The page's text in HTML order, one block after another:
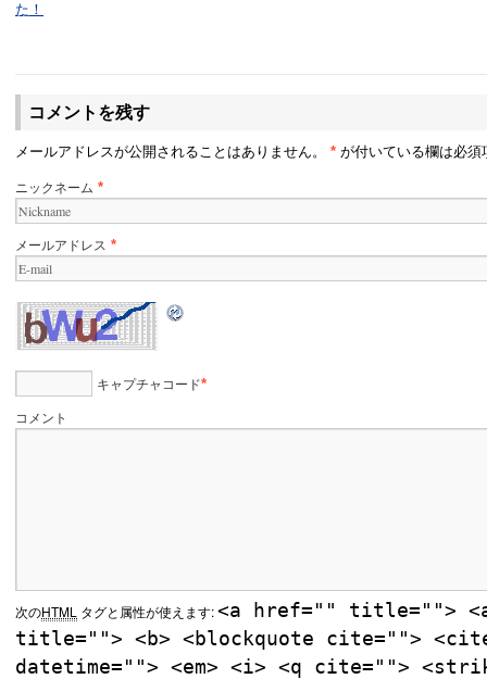
た！
コメントを残す
メールアドレスが公開されることはありません。 * が付いている欄は必須
ニックネーム *
メールアドレス *
キャプチャコード*
コメント
次のHTML タグと属性が使えます:<a href="" title="">
title=""> <b> <blockquote cite="">
datetime=""> <em> <i> <q cite="">